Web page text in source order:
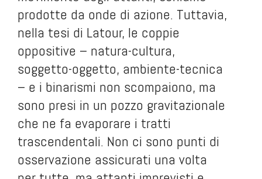
prodotte da onde di azione. Tuttavia,
nella tesi di Latour, le coppie
oppositive – natura-cultura,
soggetto-oggetto, ambiente-tecnica
– e i binarismi non scompaiono, ma
sono presi in un pozzo gravitazionale
che ne fa evaporare i tratti
trascendentali. Non ci sono punti di
osservazione assicurati una volta